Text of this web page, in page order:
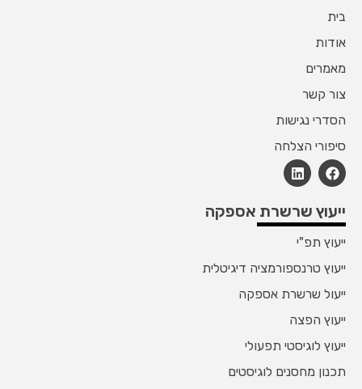
בית
אודות
מאמרים
צור קשר
הסדרי נגישות
סיפורי הצלחה
ייעוץ שרשרת אספקה
ייעוץ תפ"י
ייעוץ טרנספורמציה דיגיטלית
ייעול שרשרת אספקה
ייעוץ הפצה
ייעוץ לוגיסטי תפעולי
תכנון מחסנים לוגיסטים